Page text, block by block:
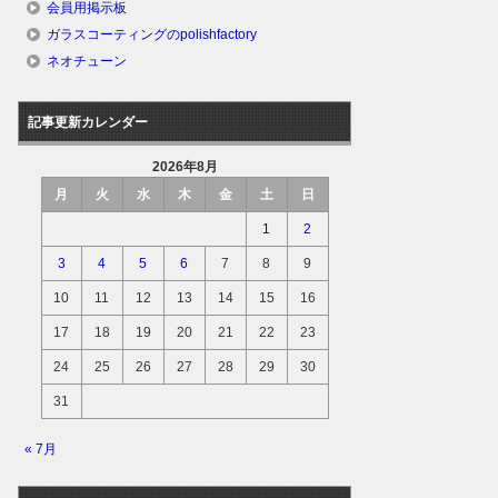
会員用掲示板
ガラスコーティングのpolishfactory
ネオチューン
記事更新カレンダー
2026年8月
月
火 水 木 金 土 日
1 2
3 4 5 6 7 8 9
10 11 12 13 14 15 16
17 18 19 20 21 22 23
24 25 26 27 28 29 30
31
« 7月